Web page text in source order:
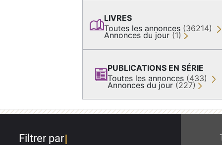
LIVRES
Toutes les annonces (36214)
Annonces du jour (1)
PUBLICATIONS EN SÉRIE
Toutes les annonces (433)
Annonces du jour (227)
Filtrer par